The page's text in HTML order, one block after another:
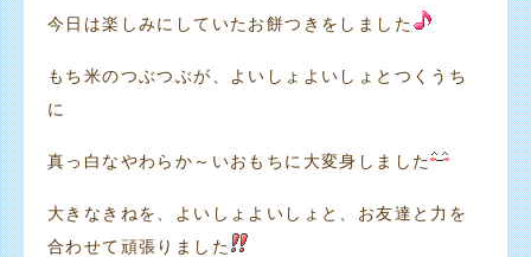
今日は楽しみにしていたお餅つきをしました
もち米のつぶつぶが、よいしょよいしょとつくうち
に
真っ白なやわらか～いおもちに大変身しました
大きなきねを、よいしょよいしょと、お友達と力を
合わせて頑張りました